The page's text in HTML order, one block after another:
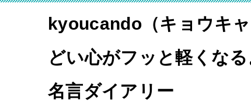
kyoucando（キョウキ
どい心がフッと軽くな
名言ダイアリー